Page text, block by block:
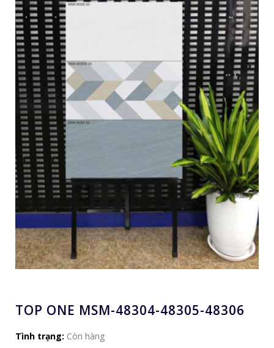
TOP ONE MSM-48304-48305-48306
Tình trạng: Còn hàng